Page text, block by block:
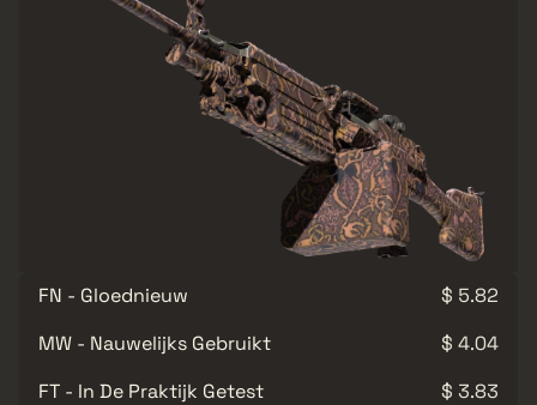
FN - Gloednieuw
$ 5.82
MW - Nauwelijks Gebruikt
$ 4.04
FT - In De Praktijk Getest
$ 3.83